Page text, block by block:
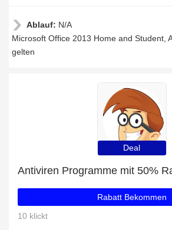
Ablauf: N/A
Microsoft Office 2013 Home and Student,
gelten
Deal
Antiviren Programme mit 50%
Rabatt Bekommen
10 klickt